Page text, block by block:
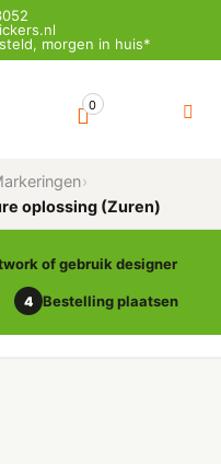
morgen in huis*
0
›
oplossing (Zuren)
of gebruik designer
4 Bestelling plaatsen